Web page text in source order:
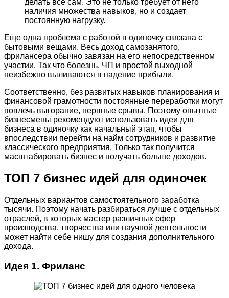
наличия множества навыков, но и создает
постоянную нагрузку.
Еще одна проблема с работой в одиночку связана с
бытовыми вещами. Весь доход самозанятого,
фрилансера обычно завязан на его непосредственном
участии. Так что болезнь, ЧП и простой выходной
неизбежно выливаются в падение прибыли.
Соответственно, без развитых навыков планирования и
финансовой грамотности постоянные переработки могут
повлечь выгорание, нервные срывы. Поэтому опытные
бизнесмены рекомендуют использовать идеи для
бизнеса в одиночку как начальный этап, чтобы
впоследствии перейти на найм сотрудников и развитие
классического предприятия. Только так получится
масштабировать бизнес и получать больше доходов.
ТОП 7 бизнес идей для одиночек
Отдельных вариантов самостоятельного заработка
тысячи. Поэтому начать разбираться лучше с отдельных
отраслей, в которых мастер различных сфер
производства, творчества или научной деятельности
может найти себе нишу для создания дополнительного
дохода.
Идея 1. Фриланс